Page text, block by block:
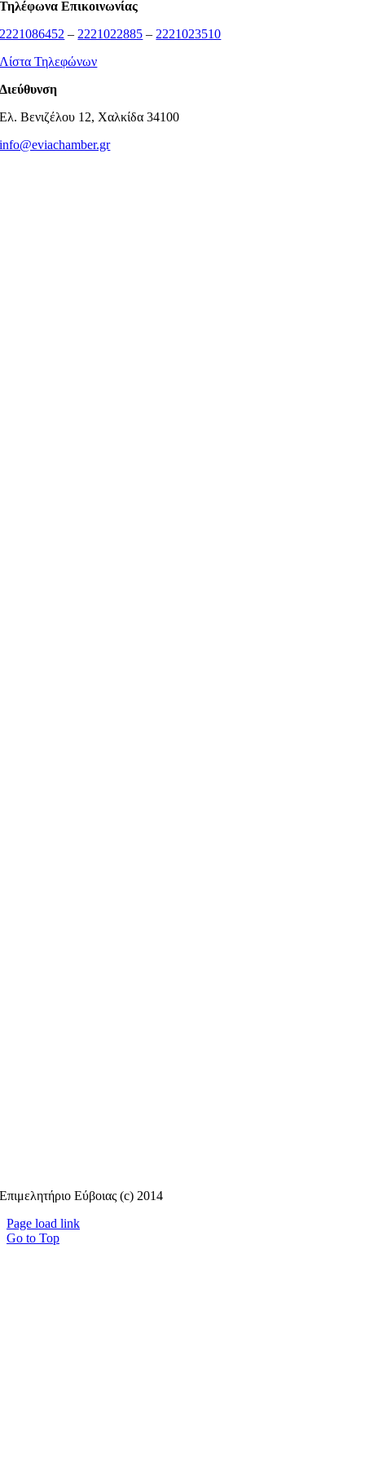
Τηλέφωνα Επικοινωνίας
2221086452 – 2221022885 – 2221023510
Λίστα Τηλεφώνων
Διεύθυνση
Ελ. Βενιζέλου 12, Χαλκίδα 34100
info@eviachamber.gr
Επιμελητήριο Εύβοιας (c) 2014
Page load link
Go to Top